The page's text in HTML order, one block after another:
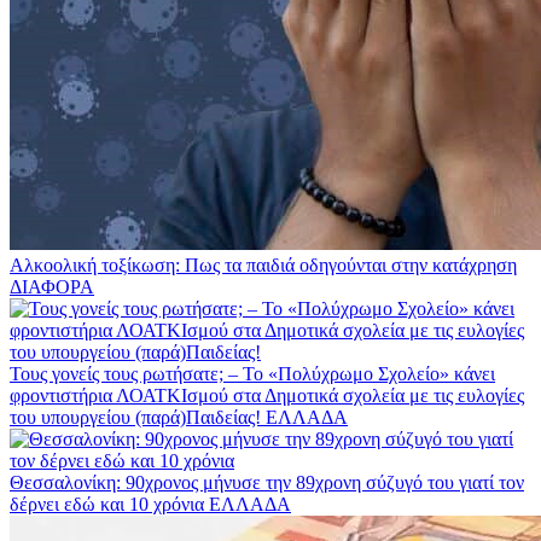
Αλκοολική τοξίκωση: Πως τα παιδιά οδηγούνται στην κατάχρηση
ΔΙΑΦΟΡΑ
Τους γονείς τους ρωτήσατε; – Το «Πολύχρωμο Σχολείο» κάνει
φροντιστήρια ΛΟΑΤΚΙσμού στα Δημοτικά σχολεία με τις ευλογίες
του υπουργείου (παρά)Παιδείας! ΕΛΛΑΔΑ
Θεσσαλονίκη: 90χρονος μήνυσε την 89χρονη σύζυγό του γιατί τον
δέρνει εδώ και 10 χρόνια ΕΛΛΑΔΑ